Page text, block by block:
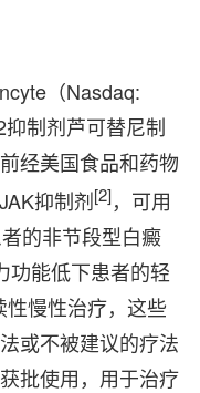
（Nasdaq:
制剂芦可替尼制
经美国食品和药物
抑制剂[2]，可用
的非节段型白癜
功能低下患者的轻
慢性治疗，这些
或不被建议的疗法
批使用，用于治疗